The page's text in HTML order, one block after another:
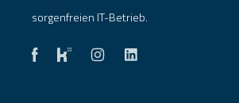
sorgenfreien IT-Betrieb.